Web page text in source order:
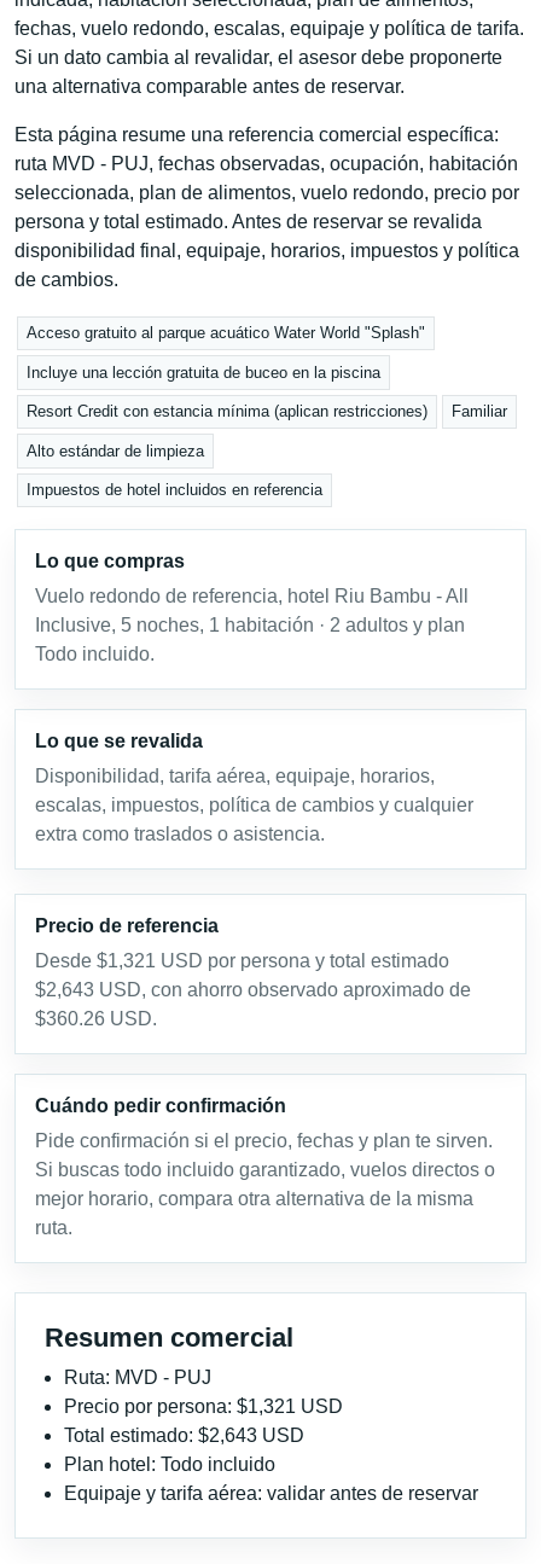
fechas, vuelo redondo, escalas, equipaje y política de tarifa.
Si un dato cambia al revalidar, el asesor debe proponerte
una alternativa comparable antes de reservar.
Esta página resume una referencia comercial específica:
ruta MVD - PUJ, fechas observadas, ocupación, habitación
seleccionada, plan de alimentos, vuelo redondo, precio por
persona y total estimado. Antes de reservar se revalida
disponibilidad final, equipaje, horarios, impuestos y política
de cambios.
Acceso gratuito al parque acuático Water World "Splash"
Incluye una lección gratuita de buceo en la piscina
Resort Credit con estancia mínima (aplican restricciones) Familiar
Alto estándar de limpieza
Impuestos de hotel incluidos en referencia
Lo que compras
Vuelo redondo de referencia, hotel Riu Bambu - All
Inclusive, 5 noches, 1 habitación · 2 adultos y plan
Todo incluido.
Lo que se revalida
Disponibilidad, tarifa aérea, equipaje, horarios,
escalas, impuestos, política de cambios y cualquier
extra como traslados o asistencia.
Precio de referencia
Desde $1,321 USD por persona y total estimado
$2,643 USD, con ahorro observado aproximado de
$360.26 USD.
Cuándo pedir confirmación
Pide confirmación si el precio, fechas y plan te sirven.
Si buscas todo incluido garantizado, vuelos directos o
mejor horario, compara otra alternativa de la misma
ruta.
Resumen comercial
Ruta: MVD - PUJ
Precio por persona: $1,321 USD
Total estimado: $2,643 USD
Plan hotel: Todo incluido
Equipaje y tarifa aérea: validar antes de reservar